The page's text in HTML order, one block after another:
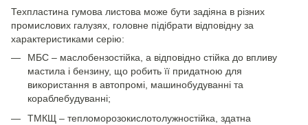
Техпластина гумова листова може бути задіяна в різних
промислових галузях, головне підібрати відповідну за
характеристиками серію:
МБС – маслобензостійка, а відповідно стійка до впливу
мастила і бензину, що робить її придатною для
використання в автопромі, машинобудуванні та
кораблебудуванні;
ТМКЩ – тепломорозокислотолужностійка, здатна